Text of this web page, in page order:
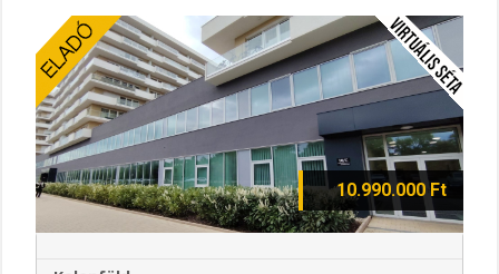
10.990.000 Ft